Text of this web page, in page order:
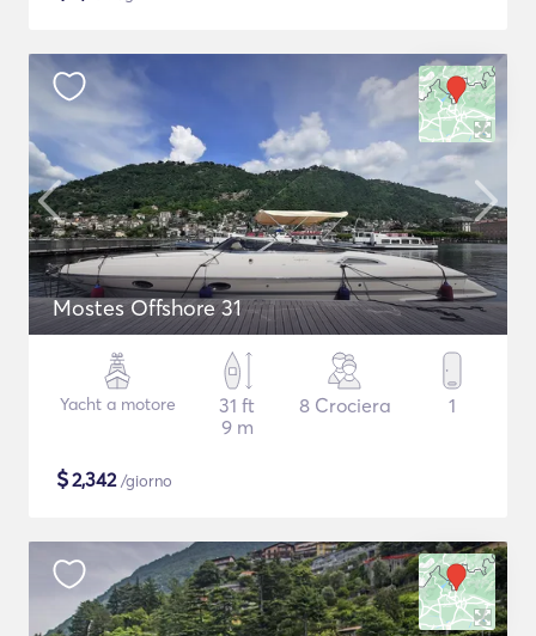
Mostes Offshore 31
Yacht a motore
31 ft
9 m
8 Crociera 1
$2,342/giorno